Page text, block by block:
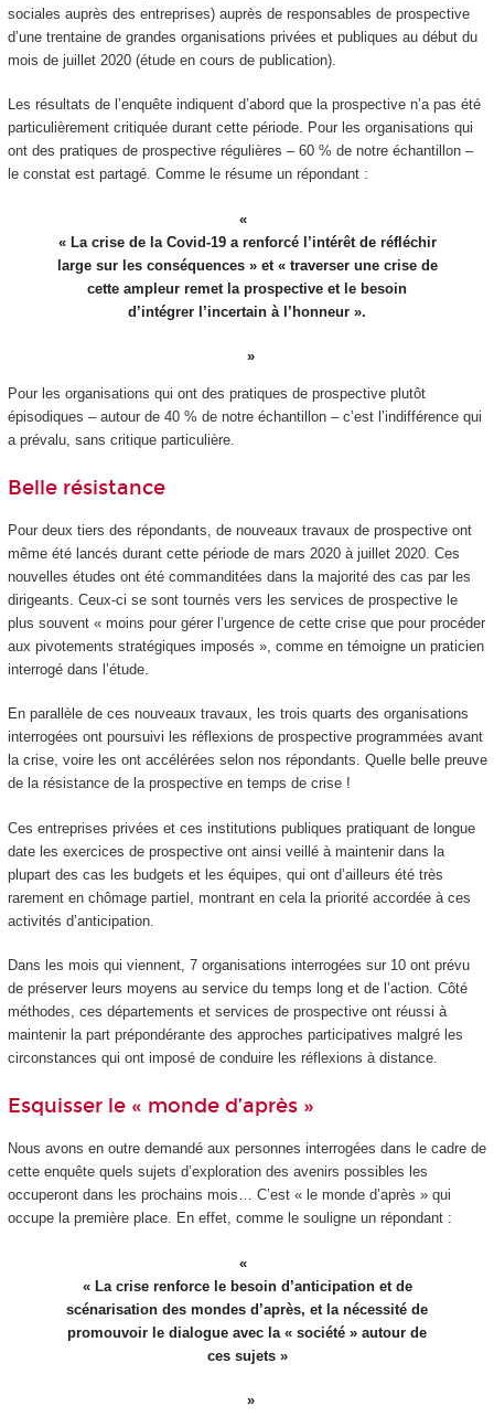
sociales auprès des entreprises) auprès de responsables de prospective
d’une trentaine de grandes organisations privées et publiques au début du
mois de juillet 2020 (étude en cours de publication).
Les résultats de l’enquête indiquent d’abord que la prospective n’a pas été
particulièrement critiquée durant cette période. Pour les organisations qui
ont des pratiques de prospective régulières – 60 % de notre échantillon –
le constat est partagé. Comme le résume un répondant :
« La crise de la Covid-19 a renforcé l’intérêt de réfléchir
large sur les conséquences » et « traverser une crise de
cette ampleur remet la prospective et le besoin
d’intégrer l’incertain à l’honneur ».
Pour les organisations qui ont des pratiques de prospective plutôt
épisodiques – autour de 40 % de notre échantillon – c’est l’indifférence qui
a prévalu, sans critique particulière.
Belle résistance
Pour deux tiers des répondants, de nouveaux travaux de prospective ont
même été lancés durant cette période de mars 2020 à juillet 2020. Ces
nouvelles études ont été commanditées dans la majorité des cas par les
dirigeants. Ceux-ci se sont tournés vers les services de prospective le
plus souvent « moins pour gérer l’urgence de cette crise que pour procéder
aux pivotements stratégiques imposés », comme en témoigne un praticien
interrogé dans l’étude.
En parallèle de ces nouveaux travaux, les trois quarts des organisations
interrogées ont poursuivi les réflexions de prospective programmées avant
la crise, voire les ont accélérées selon nos répondants. Quelle belle preuve
de la résistance de la prospective en temps de crise !
Ces entreprises privées et ces institutions publiques pratiquant de longue
date les exercices de prospective ont ainsi veillé à maintenir dans la
plupart des cas les budgets et les équipes, qui ont d’ailleurs été très
rarement en chômage partiel, montrant en cela la priorité accordée à ces
activités d’anticipation.
Dans les mois qui viennent, 7 organisations interrogées sur 10 ont prévu
de préserver leurs moyens au service du temps long et de l’action. Côté
méthodes, ces départements et services de prospective ont réussi à
maintenir la part prépondérante des approches participatives malgré les
circonstances qui ont imposé de conduire les réflexions à distance.
Esquisser le « monde d’après »
Nous avons en outre demandé aux personnes interrogées dans le cadre de
cette enquête quels sujets d’exploration des avenirs possibles les
occuperont dans les prochains mois… C’est « le monde d’après » qui
occupe la première place. En effet, comme le souligne un répondant :
« La crise renforce le besoin d’anticipation et de
scénarisation des mondes d’après, et la nécessité de
promouvoir le dialogue avec la « société » autour de
ces sujets »